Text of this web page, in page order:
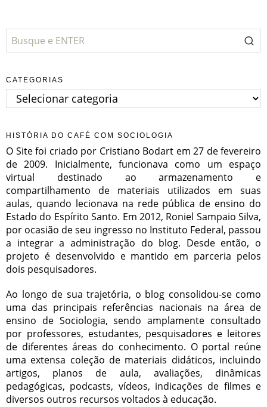
CATEGORIAS
Categorias
HISTÓRIA DO CAFÉ COM SOCIOLOGIA
O Site foi criado por Cristiano Bodart em 27 de fevereiro
de 2009. Inicialmente, funcionava como um espaço
virtual destinado ao armazenamento e
compartilhamento de materiais utilizados em suas
aulas, quando lecionava na rede pública de ensino do
Estado do Espírito Santo. Em 2012, Roniel Sampaio Silva,
por ocasião de seu ingresso no Instituto Federal, passou
a integrar a administração do blog. Desde então, o
projeto é desenvolvido e mantido em parceria pelos
dois pesquisadores.
Ao longo de sua trajetória, o blog consolidou-se como
uma das principais referências nacionais na área de
ensino de Sociologia, sendo amplamente consultado
por professores, estudantes, pesquisadores e leitores
de diferentes áreas do conhecimento. O portal reúne
uma extensa coleção de materiais didáticos, incluindo
artigos, planos de aula, avaliações, dinâmicas
pedagógicas, podcasts, vídeos, indicações de filmes e
diversos outros recursos voltados à educação.